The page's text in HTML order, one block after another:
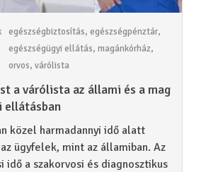
egészségbiztosítás, egészségpénztár,
egészségügyi ellátás, magánkórház,
orvos, várólista
a várólista az állami és a mag
ellátásban
közel harmadannyi idő alatt
ügyfelek, mint az államiban. Az
idő a szakorvosi és diagnosztikus